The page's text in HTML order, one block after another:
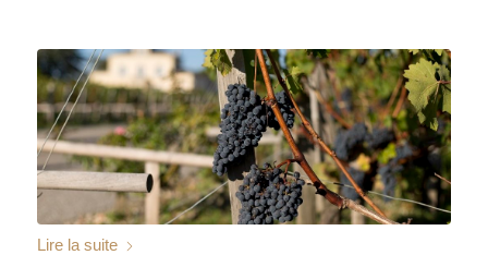
Lire la suite